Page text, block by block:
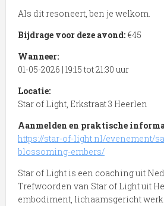
Als dit resoneert, ben je welkom.
Bijdrage voor deze avond:€45
Wanneer:
01-05-2026 | 19:15 tot 21:30 uur
Locatie:
Star of Light, Erkstraat 3 Heerlen
Aanmelden en praktische
https://star-of-light.nl/evenement/
blossoming-embers/
Star of Light is een coaching uit
Trefwoorden van Star of Light uit
embodiment, lichaamsgericht